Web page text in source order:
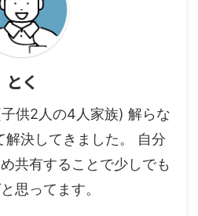
とく
供2人の4人家族) 解らな
解決してきました。 自分
共有することで少しでも
思ってます。